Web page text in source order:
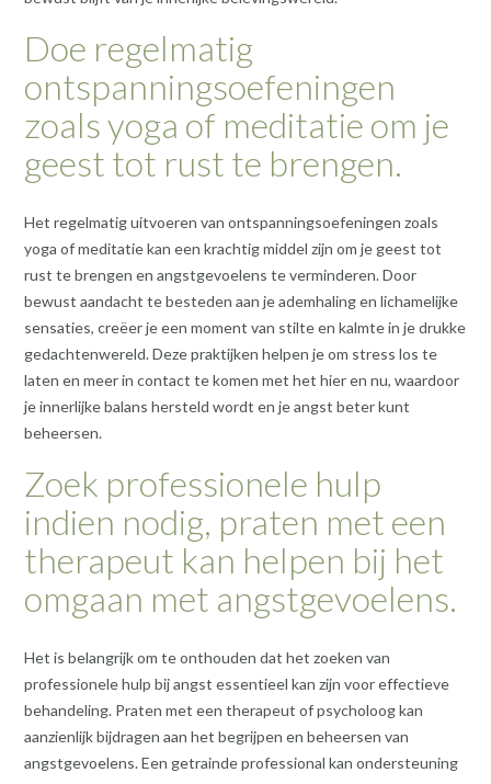
Doe regelmatig
ontspanningsoefeningen
zoals yoga of meditatie om je
geest tot rust te brengen.
Het regelmatig uitvoeren van ontspanningsoefeningen zoals
yoga of meditatie kan een krachtig middel zijn om je geest tot
rust te brengen en angstgevoelens te verminderen. Door
bewust aandacht te besteden aan je ademhaling en lichamelijke
sensaties, creëer je een moment van stilte en kalmte in je drukke
gedachtenwereld. Deze praktijken helpen je om stress los te
laten en meer in contact te komen met het hier en nu, waardoor
je innerlijke balans hersteld wordt en je angst beter kunt
beheersen.
Zoek professionele hulp
indien nodig, praten met een
therapeut kan helpen bij het
omgaan met angstgevoelens.
Het is belangrijk om te onthouden dat het zoeken van
professionele hulp bij angst essentieel kan zijn voor effectieve
behandeling. Praten met een therapeut of psycholoog kan
aanzienlijk bijdragen aan het begrijpen en beheersen van
angstgevoelens. Een getrainde professional kan ondersteuning